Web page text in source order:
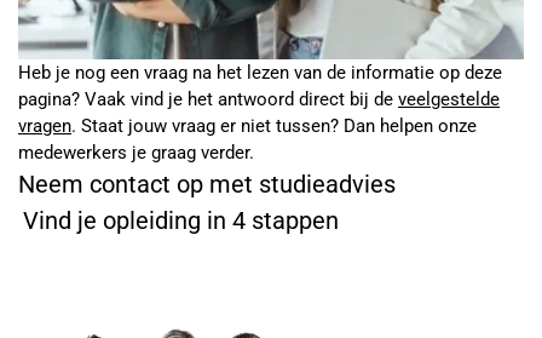
Heb je nog een vraag na het lezen van de informatie op deze
pagina? Vaak vind je het antwoord direct bij de veelgestelde
vragen. Staat jouw vraag er niet tussen? Dan helpen onze
medewerkers je graag verder.
Neem contact op met studieadvies
Vind je opleiding in 4 stappen